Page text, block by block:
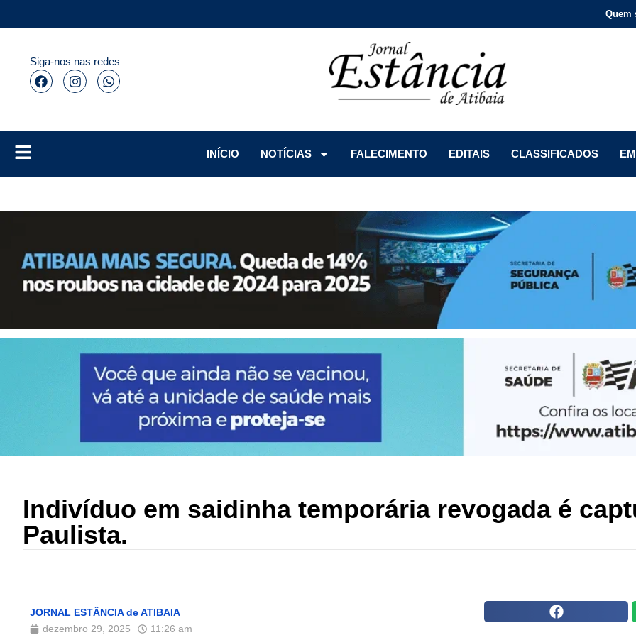
Quem
Siga-nos nas redes
INÍCIO
NOTÍCIAS FALECIMENTO EDITAIS CLASSIFICADOS
Indivíduo em saidinha temporária revogada é
Paulista.
JORNAL ESTÂNCIA de ATIBAIA
dezembro 29, 2025
11:26 am